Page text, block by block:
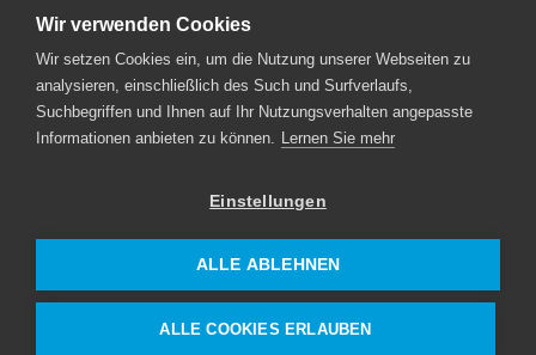
64283 Darmstadt
Deutschland
kontakt@drupart.de
+49 (0) 6151 – 492 70 23
Kommunikationssicherheit, Cybersicherheit
Wir verwenden Cookies
Wir setzen Cookies ein, um die Nutzung unserer Webseiten zu
analysieren, einschließlich des Such und Surfverlaufs,
Suchbegriffen und Ihnen auf Ihr Nutzungsverhalten angepasste
Informationen anbieten zu können. Lernen Sie mehr
Einstellungen
ALLE ABLEHNEN
ALLE COOKIES ERLAUBEN